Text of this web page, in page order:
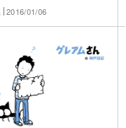
2016/01/06